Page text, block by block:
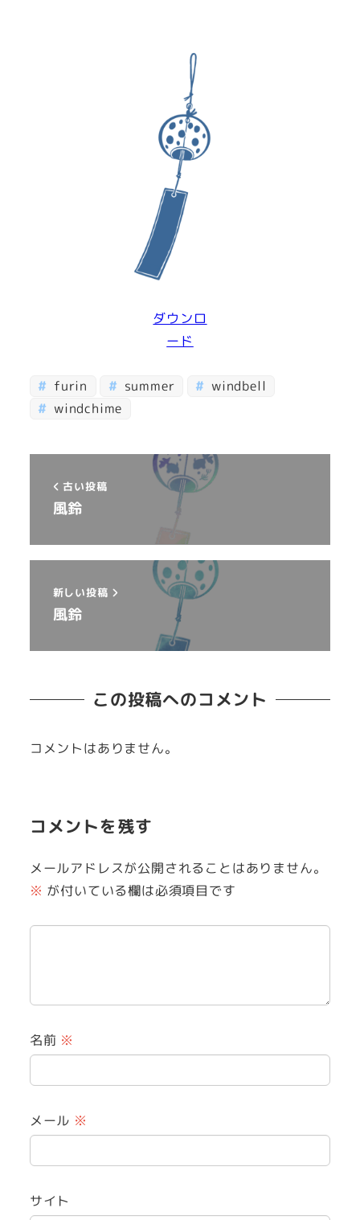
ダウンロ
ード
furin summer
windbell
windchime
古い投稿
風鈴
新しい投稿
風鈴
この投稿へのコメント
コメントはありません。
コメントを残す
メールアドレスが公開されることはありません。
※ が付いている欄は必須項目です
名前 ※
メール ※
サイト